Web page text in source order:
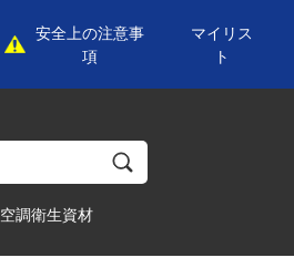
安全上の注意事
項
マイリス
ト
空調衛生資材